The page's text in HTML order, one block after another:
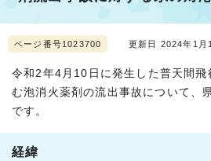
ページ番号1023700 更新日 2024年1月
令和2年4月10日に発生した普天間
む泡消火薬剤の流出事故について、
です。
経緯